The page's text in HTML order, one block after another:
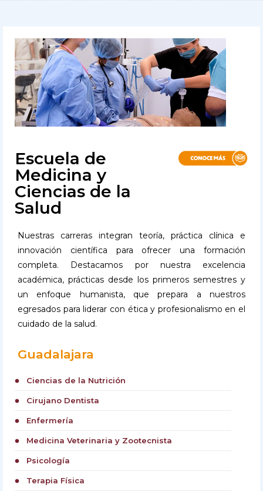
Escuela de
Medicina y
Ciencias de la
Salud
Nuestras carreras integran teoría, práctica clínica e
innovación científica para ofrecer una formación
completa. Destacamos por nuestra excelencia
académica, prácticas desde los primeros semestres y
un enfoque humanista, que prepara a nuestros
egresados para liderar con ética y profesionalismo en el
cuidado de la salud.
Guadalajara
circle Ciencias de la Nutrición
circle Cirujano Dentista
circle Enfermería
circle Medicina Veterinaria y Zootecnista
circle Psicología
circle Terapia Física